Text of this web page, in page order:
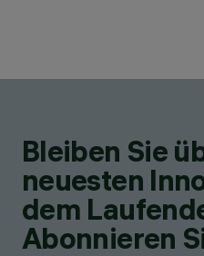
Bleiben Sie
neuesten
dem
Abonnieren